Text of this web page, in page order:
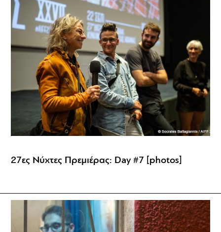
27ες Νύχτες Πρεμιέρας: Day #7 [photos]